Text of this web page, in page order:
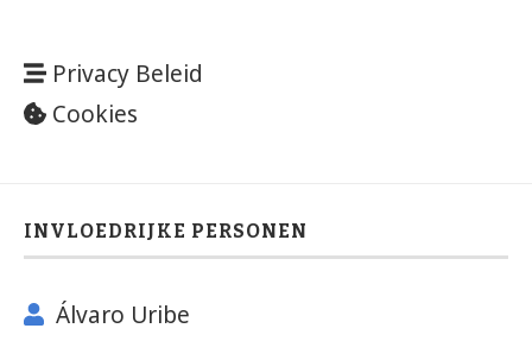
Privacy Beleid
Cookies
INVLOEDRIJKE PERSONEN
Álvaro Uribe